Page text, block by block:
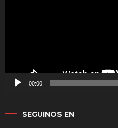
00:00
SEGUINOS EN